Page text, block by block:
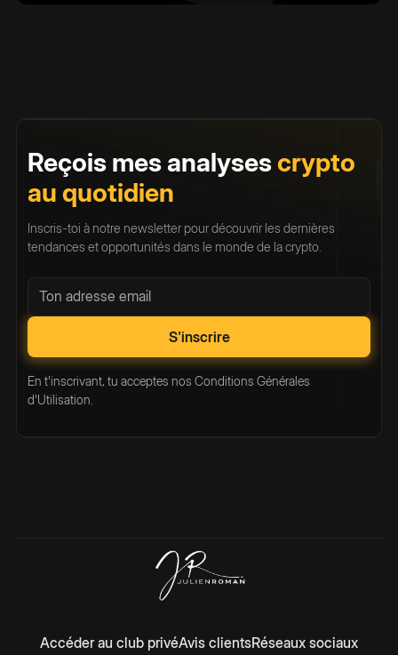
Reçois mes analysescrypto
au quotidien
Inscris-toi à notre newsletter pour découvrir les dernières
tendances et opportunités dans le monde de la crypto.
En t'inscrivant, tu acceptes nos Conditions Générales
d'Utilisation.
Accéder au club privéAvis clientsRéseaux sociaux